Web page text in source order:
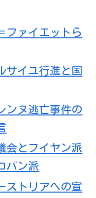
ファイエットら
サイユ行進と国
ンヌ逃亡事件の
会とフイヤン派
バン派
ストリアへの宣